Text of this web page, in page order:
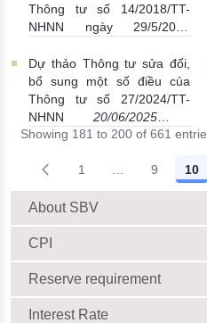
Thông tư số 14/2018/TT-
NHNN ngày 29/5/2018
Dự thảo Thông tư sửa đổi,
bổ sung một số điều của
Thông tư số 27/2024/TT-
NHNN
20/06/2025 |
15:10:00
Showing 181 to 200 of 661
1 Intermediate
9 10
About SBV
CPI
Reserve requirement
Interest Rate